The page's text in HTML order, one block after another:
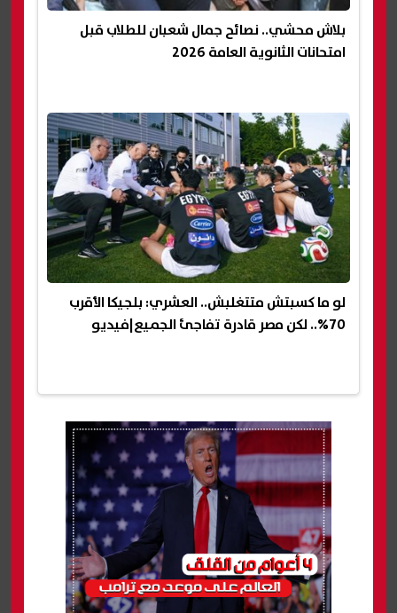
بلاش محشي.. نصائح جمال شعبان للطلاب قبل
امتحانات الثانوية العامة 2026
لو ما كسبتش متتغلبش.. العشري: بلجيكا الأقرب
70%.. لكن مصر قادرة تفاجئ الجميع|فيديو